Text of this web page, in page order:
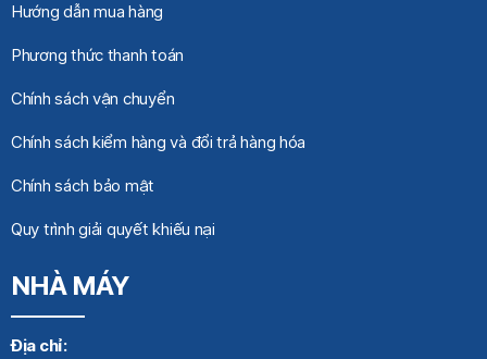
Hướng dẫn mua hàng
Phương thức thanh toán
Chính sách vận chuyển
Chính sách kiểm hàng và đổi trả hàng hóa
Chính sách bảo mật
Quy trình giải quyết khiếu nại
NHÀ MÁY
Địa chỉ: